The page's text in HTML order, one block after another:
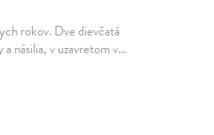
rokov. Dve dievčatá
násilia, v uzavretom v...